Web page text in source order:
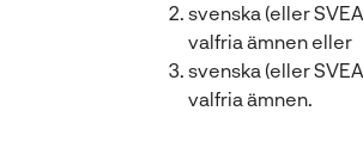
svenska (eller
valfria ämnen eller
svenska (eller
valfria ämnen.